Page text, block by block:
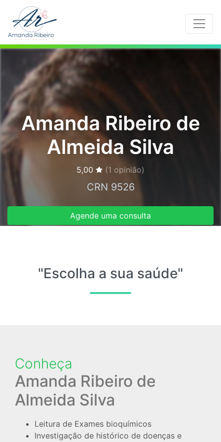
Amanda Ribeiro de
Almeida Silva
5,00 (1 opinião)
CRN 9526
Agende uma consulta
"Escolha a sua saúde"
Conheça
Amanda Ribeiro de
Almeida Silva
Leitura de Exames bioquímicos
Investigação de histórico de doenças e